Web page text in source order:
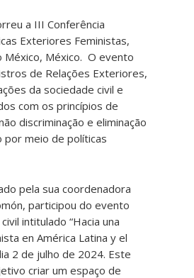
a III Conferência
Exteriores Feministas,
México, México. O evento
de Relações Exteriores,
da sociedade civil e
com os princípios de
discriminação e eliminação
por meio de políticas
pela sua coordenadora
participou do evento
intitulado “Hacia una
en América Latina y el
2 de julho de 2024. Este
criar um espaço de